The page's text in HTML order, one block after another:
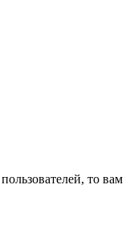
то вам